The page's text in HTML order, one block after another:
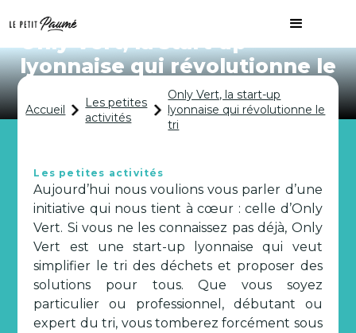
Only Vert, la start-up
lyonnaise qui révolutionne le
Accueil
Les petites
activités
Only Vert, la start-up
lyonnaise qui révolutionne le
tri
Les petites activités
Aujourd’hui nous voulions vous parler d’une
initiative qui nous tient à cœur : celle d’Only
Vert. Si vous ne les connaissez pas déjà, Only
Vert est une start-up lyonnaise qui veut
simplifier le tri des déchets et proposer des
solutions pour tous. Que vous soyez
particulier ou professionnel, débutant ou
expert du tri, vous tomberez forcément sous